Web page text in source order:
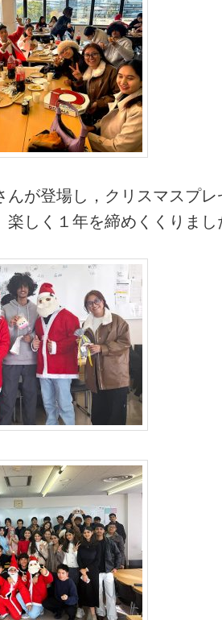
んが登場し，クリスマスプ
楽しく１年を締めくくりま